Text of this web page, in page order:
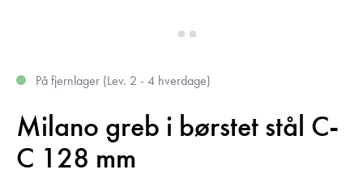
På fjernlager (Lev. 2 - 4 hverdage)
Milano greb i børstet stål C-
C 128 mm